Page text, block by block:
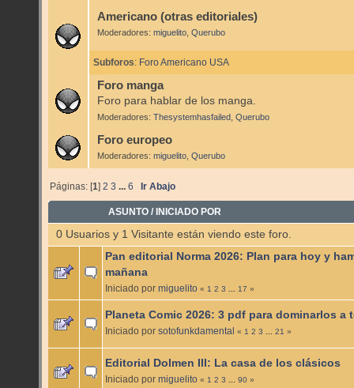
Americano (otras editoriales)
Moderadores: miguelito, Querubo
Subforos: Foro Americano USA
Foro manga
Foro para hablar de los manga.
Moderadores: Thesystemhasfailed, Querubo
Foro europeo
Moderadores: miguelito, Querubo
Páginas: [1]2 3 ...6 Ir Abajo
ASUNTO / INICIADO POR
0 Usuarios y 1 Visitante están viendo este foro.
Pan editorial Norma 2026: Plan para hoy y
mañana
Iniciado por miguelito « 1 2 3 ... 17 »
Planeta Comic 2026: 3 pdf para dominarlos a
Iniciado por sotofunkdamental « 1 2 3 ... 21 »
Editorial Dolmen III: La casa de los clásicos
Iniciado por miguelito « 1 2 3 ... 90 »